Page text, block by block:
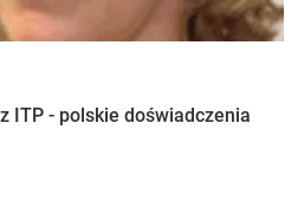
ITP - polskie doświadczenia